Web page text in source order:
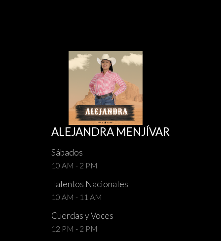
ALEJANDRA MENJÍVAR
Sábados
10 AM - 2 PM
Talentos Nacionales
10 AM - 11 AM
Cuerdas y Voces
12 PM - 2 PM